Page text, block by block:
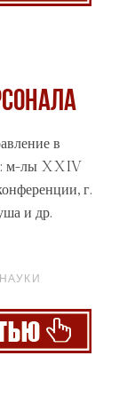
в
м-лы XXIV
г.
и др.